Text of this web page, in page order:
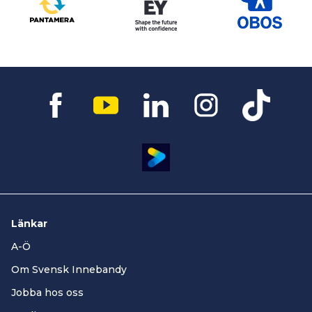
Länkar
A-Ö
Om Svensk Innebandy
Jobba hos oss